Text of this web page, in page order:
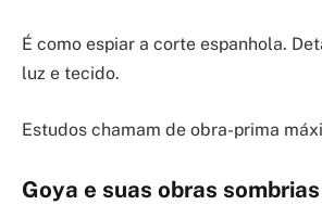
É como espiar a corte espanhola.
luz e tecido.
Estudos chamam de obra-prima
Goya e suas obras sombrias